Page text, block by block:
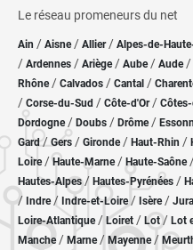
Le réseau promeneurs du net
Ain / Aisne/ Allier/ Alpes-de-
/ Ardennes / Ariège/ Aube/ Aude /
Rhône/ Calvados / Cantal /
/ Corse-du-Sud / Côte-d'Or /
Dordogne/ Doubs / Drôme/
Gard/Gers / Gironde/ Haut-Rhin /
Loire/Haute-Marne/ Haute-Saône
Hautes-Alpes/ Hautes-Pyrénées /
/ Indre/ Indre-et-Loire/ Isère/ Jura
Loire-Atlantique/ Loiret / Lot/ Lot
Manche/ Marne/ Mayenne/